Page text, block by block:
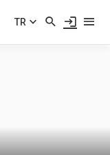
TR